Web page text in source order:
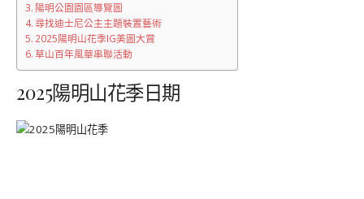
陽明公園園區導覽圖
尋找迪士尼公主主題裝置藝術
2025陽明山花季IG美圖大賞
草山百年風華串聯活動
2025陽明山花季日期